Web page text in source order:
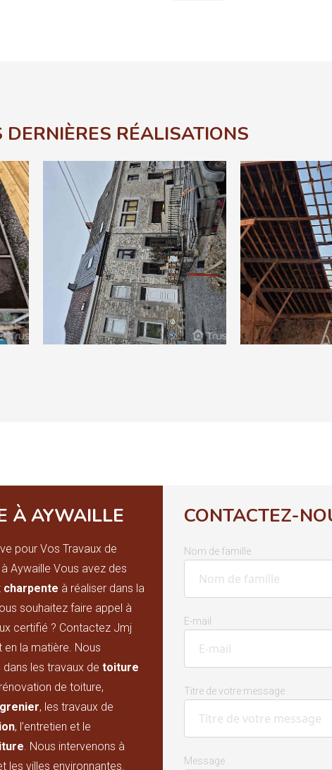
RÉALISATIONS
À AYWAILLE
pour Vos Travaux de
Aywaille Vous avez des
charpente à réaliser dans la
souhaitez faire appel à
certifié ? Contactez Jmj
en la matière. Nous
les travaux de toiture
de toiture,
, les travaux de
, l’entretien et le
. Nous intervenons à
les villes environnantes.
CONTACTEZ-
Nom de famille
E-mail
Titre de votre message
Message